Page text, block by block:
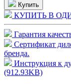
Купить
КУПИТЬ В
Гарантия
Сертификат
бренда.
Инструкция к
(912.93KB)